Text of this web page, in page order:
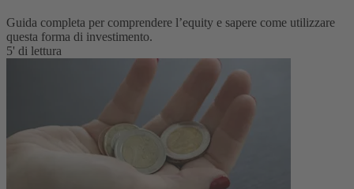
Guida completa per comprendere l’equity e sapere come utilizzare
questa forma di investimento.
5' di lettura